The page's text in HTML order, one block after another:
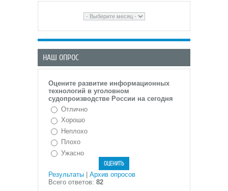
НАШ ОПРОС
Оцените развитие информационных
технологий в уголовном
судопроизводстве России на сегодня
Отлично
Хорошо
Неплохо
Плохо
Ужасно
Результаты
Архив опросов
Всего ответов: 82